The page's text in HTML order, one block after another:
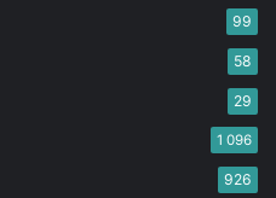
99
58
29
1 096
926